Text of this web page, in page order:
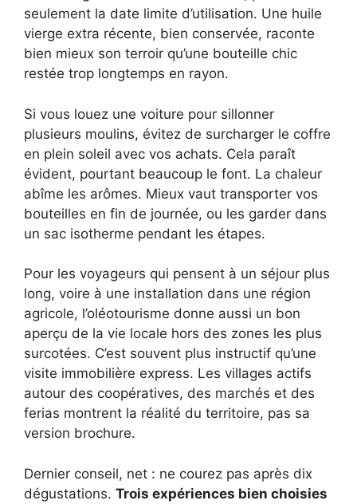
seulement la date limite d’utilisation. Une huile
vierge extra récente, bien conservée, raconte
bien mieux son terroir qu’une bouteille chic
restée trop longtemps en rayon.
Si vous louez une voiture pour sillonner
plusieurs moulins, évitez de surcharger le coffre
en plein soleil avec vos achats. Cela paraît
évident, pourtant beaucoup le font. La chaleur
abîme les arômes. Mieux vaut transporter vos
bouteilles en fin de journée, ou les garder dans
un sac isotherme pendant les étapes.
Pour les voyageurs qui pensent à un séjour plus
long, voire à une installation dans une région
agricole, l’oléotourisme donne aussi un bon
aperçu de la vie locale hors des zones les plus
surcotées. C’est souvent plus instructif qu’une
visite immobilière express. Les villages actifs
autour des coopératives, des marchés et des
ferias montrent la réalité du territoire, pas sa
version brochure.
Dernier conseil, net : ne courez pas après dix
dégustations. Trois expériences bien choisies